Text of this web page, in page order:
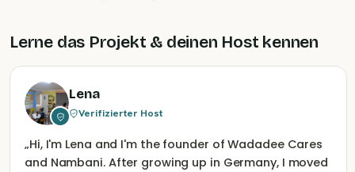
Lerne das Projekt & deinen Host kennen
Lena
Verifizierter Host
„Hi, I'm Lena and I'm the founder of Wadadee Cares
and Nambani. After growing up in Germany, I moved